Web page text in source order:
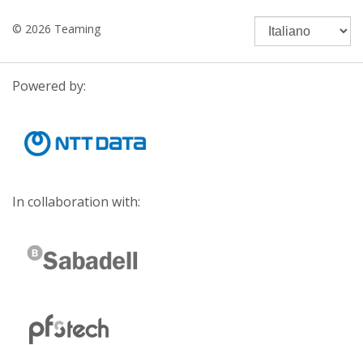
© 2026 Teaming
Powered by:
In collaboration with: